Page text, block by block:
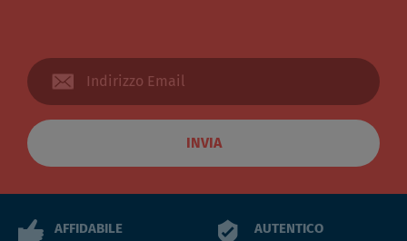
INVIA
AFFIDABILE AUTENTICO